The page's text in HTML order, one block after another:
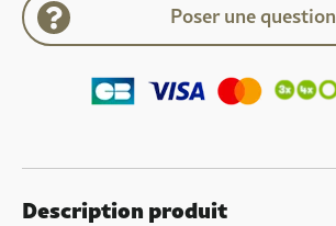
Poser une question
Description produit